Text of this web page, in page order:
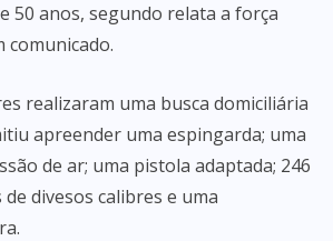
50 anos, segundo relata a força
comunicado.
realizaram uma busca domiciliária
apreender uma espingarda; uma
de ar; uma pistola adaptada; 246
de divesos calibres e uma